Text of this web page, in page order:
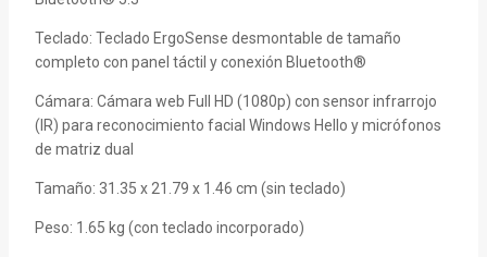
Teclado: Teclado ErgoSense desmontable de tamaño
completo con panel táctil y conexión Bluetooth®
Cámara: Cámara web Full HD (1080p) con sensor infrarrojo
(IR) para reconocimiento facial Windows Hello y micrófonos
de matriz dual
Tamaño: 31.35 x 21.79 x 1.46 cm (sin teclado)
Peso: 1.65 kg (con teclado incorporado)